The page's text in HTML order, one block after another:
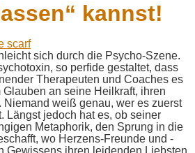
kannst!
sich durch die Psycho-Szene.
so perfide gestaltet, dass
Therapeuten und Coaches es
Glauben an seine Heilkraft, ihren
Niemand weiß genau, wer es zuerst
Längst jedoch hat es, ob seiner
Metaphorik, den Sprung in die
wo Herzens-Freunde und -
Gewissens ihren leidenden Liebsten